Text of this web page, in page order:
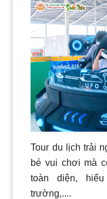
Tour du lịch trải
bé vui chơi mà
toàn diện,
trường,....